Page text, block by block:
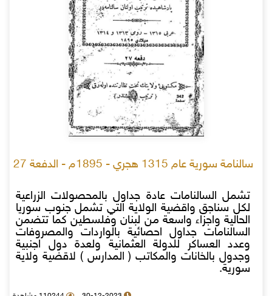
سالنامة سورية عام 1315 هجري - 1895م - الدفعة 27
تشمل السالنامات عادة جداول بالمحصولات الزراعية
لكل سناجق واقضية الولاية التي تشمل جنوب سوريا
الحالية واجزاء واسعة من لبنان وفلسطين كما تتضمن
السالنامات جداول احصائية بالواردات والمصروفات
وعدد العساكر للدولة العثمانية ولعدة دول اجنبية
وجدول بالخانات والمكاتب ( المدارس ) لاقضية ولاية
سورية.